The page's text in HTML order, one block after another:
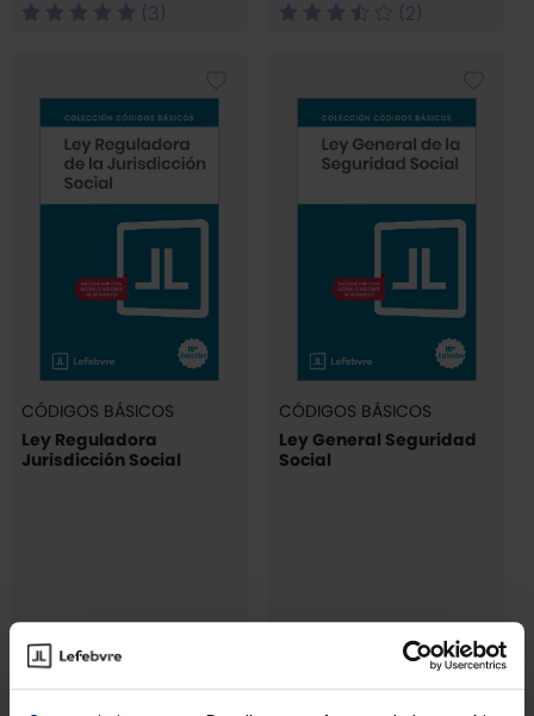
CÓDIGOS BÁSICOS
Ley Reguladora
Jurisdicción Social
Papel
6,90€
CÓDIGOS BÁSICOS
Ley General Seguridad
Social